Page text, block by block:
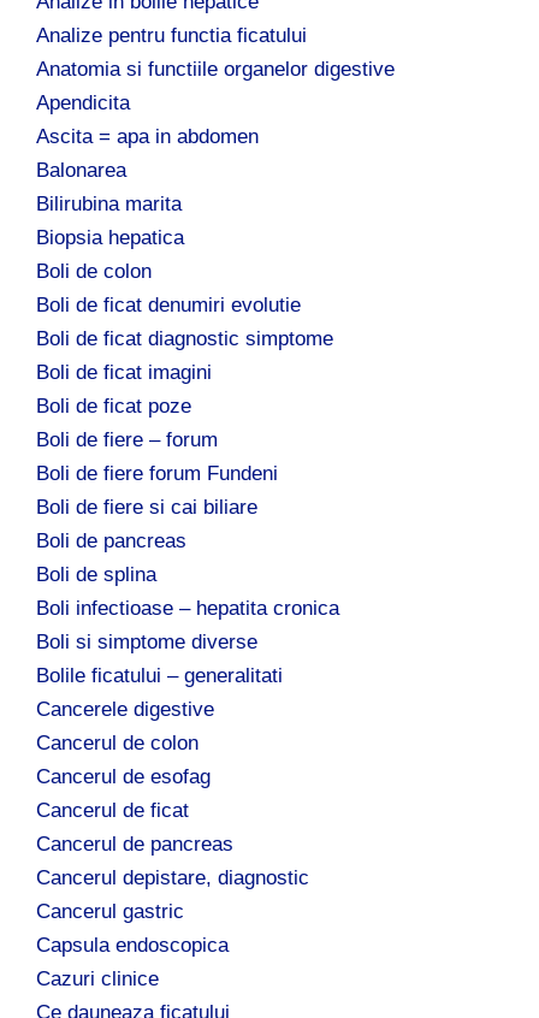
Analize pentru functia ficatului
Anatomia si functiile organelor digestive
Apendicita
Ascita = apa in abdomen
Balonarea
Bilirubina marita
Biopsia hepatica
Boli de colon
Boli de ficat denumiri evolutie
Boli de ficat diagnostic simptome
Boli de ficat imagini
Boli de ficat poze
Boli de fiere – forum
Boli de fiere forum Fundeni
Boli de fiere si cai biliare
Boli de pancreas
Boli de splina
Boli infectioase – hepatita cronica
Boli si simptome diverse
Bolile ficatului – generalitati
Cancerele digestive
Cancerul de colon
Cancerul de esofag
Cancerul de ficat
Cancerul de pancreas
Cancerul depistare, diagnostic
Cancerul gastric
Capsula endoscopica
Cazuri clinice
Ce dauneaza ficatului